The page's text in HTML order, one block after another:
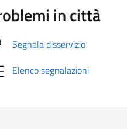
in città
Segnala disservizio
Elenco segnalazioni